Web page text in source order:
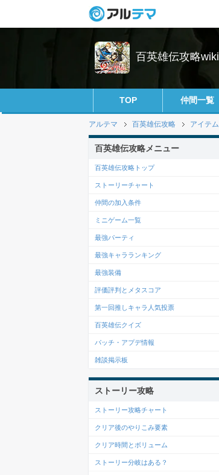
百英雄伝攻略wiki
TOP 仲間一覧
アルテマ 百英雄伝攻略 アイテム
百英雄伝攻略メニュー
百英雄伝攻略トップ
ストーリーチャート
仲間の加入条件
ミニゲーム一覧
最強パーティ
最強キャラランキング
最強装備
評価評判とメタスコア
第一回推しキャラ人気投票
百英雄伝クイズ
パッチ・アプデ情報
雑談掲示板
ストーリー攻略
ストーリー攻略チャート
クリア後のやりこみ要素
クリア時間とボリューム
ストーリー分岐はある？